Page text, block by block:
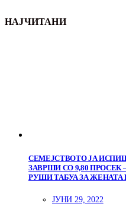
НАЈЧИТАНИ
СЕМЕЈСТВОТО ЈА
ЗАВРШИ СО 9,80 ПРОСЕК
РУШИ ТАБУА ЗА ЖЕНАТА
ЈУНИ 29, 2022